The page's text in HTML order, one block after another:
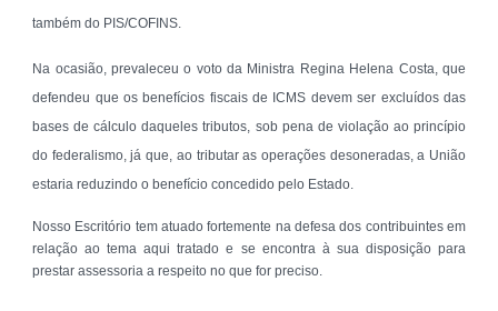
também do PIS/COFINS.
Na ocasião, prevaleceu o voto da Ministra Regina Helena Costa, que
defendeu que os benefícios fiscais de ICMS devem ser excluídos das
bases de cálculo daqueles tributos, sob pena de violação ao princípio
do federalismo, já que, ao tributar as operações desoneradas, a União
estaria reduzindo o benefício concedido pelo Estado.
Nosso Escritório tem atuado fortemente na defesa dos contribuintes em
relação ao tema aqui tratado e se encontra à sua disposição para
prestar assessoria a respeito no que for preciso.